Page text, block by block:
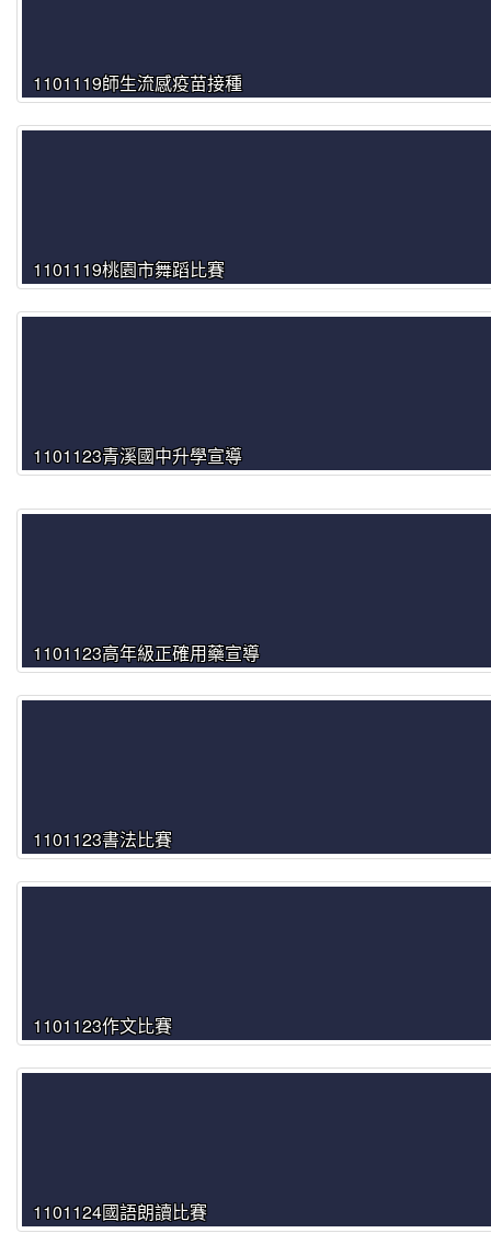
1101119師生流感疫苗接種
1101119桃園市舞蹈比賽
1101123青溪國中升學宣導
1101123高年級正確用藥宣導
1101123書法比賽
1101123作文比賽
1101124國語朗讀比賽